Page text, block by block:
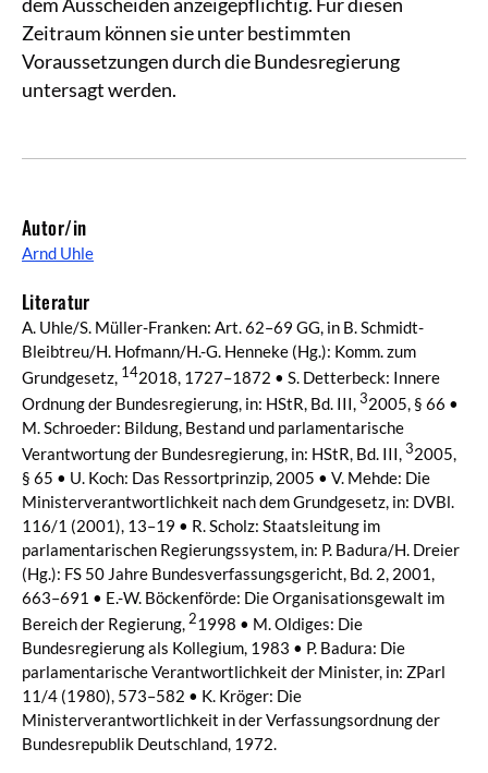
Zeitraum können sie unter bestimmten
Voraussetzungen durch die Bundesregierung
untersagt werden.
Autor/in
Arnd Uhle
Literatur
A. Uhle/S. Müller-Franken: Art. 62–69 GG, in B. Schmidt-
Bleibtreu/H. Hofmann/H.-G. Henneke (Hg.): Komm. zum
Grundgesetz, 142018, 1727–1872 • S. Detterbeck: Innere
Ordnung der Bundesregierung, in: HStR, Bd. III, 32005, § 66 •
M. Schroeder: Bildung, Bestand und parlamentarische
Verantwortung der Bundesregierung, in: HStR, Bd. III, 32005,
§ 65 • U. Koch: Das Ressortprinzip, 2005 • V. Mehde: Die
Ministerverantwortlichkeit nach dem Grundgesetz, in: DVBl.
116/1 (2001), 13–19 • R. Scholz: Staatsleitung im
parlamentarischen Regierungssystem, in: P. Badura/H. Dreier
(Hg.): FS 50 Jahre Bundesverfassungsgericht, Bd. 2, 2001,
663–691 • E.-W. Böckenförde: Die Organisationsgewalt im
Bereich der Regierung, 21998 • M. Oldiges: Die
Bundesregierung als Kollegium, 1983 • P. Badura: Die
parlamentarische Verantwortlichkeit der Minister, in: ZParl
11/4 (1980), 573–582 • K. Kröger: Die
Ministerverantwortlichkeit in der Verfassungsordnung der
Bundesrepublik Deutschland, 1972.